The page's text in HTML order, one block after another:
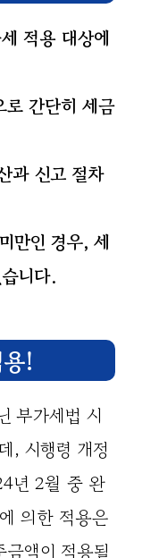
적용 대상에
로 간단히 세금
과 신고 절차
만인 경우, 세
니다.
!
부가세법 시
, 시행령 개정
년 2월 중 완
의한 적용은
액이 적용될